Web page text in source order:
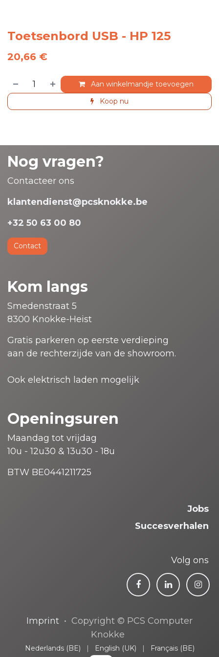
Toetsenbord USB - HP 125
20,66 €
Aan winkelmandje toevoegen
Koop nu
Nog vragen?
Contacteer ons
klantendienst@pcsknokke.be
+32 50 63 00 80
Contact
Kom langs
Smedenstraat 5
8300 Knokke-Heist
Gratis parkeren op eerste verdieping
aan de rechterzijde van de showroom.
Ook elektrisch laden mogelijk
Openingsuren
Maandag tot vrijdag
10u - 12u30 & 13u30 - 18u
BTW BE0441211725
Jobs
Succesverhalen
Volg ons
Imprint • Copyright © PCS Computer
Knokke
Nederlands (BE) | English (UK) |
Français (BE)